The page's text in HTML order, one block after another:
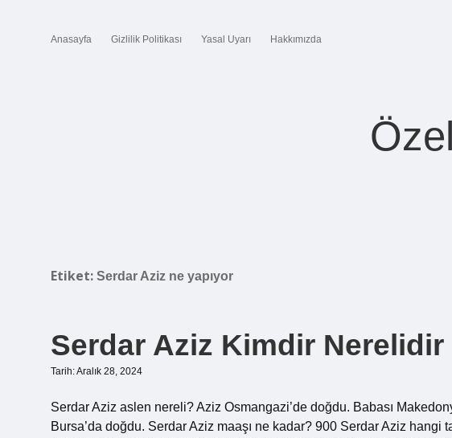
Anasayfa Gizlilik Politikası Yasal Uyarı Hakkımızda
Etiket: Serdar Aziz ne yapıyor
Serdar Aziz Kimdir Nerelidir
Tarih: Aralık 28, 2024
Serdar Aziz aslen nereli? Aziz Osmangazi’de doğdu. Babası
Bursa’da doğdu. Serdar Aziz maaşı ne kadar? 900 Serdar Aziz hangi